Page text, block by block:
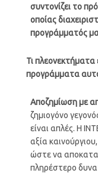
συντονίζει το
οποίας
προγράμματός
Τι
προγράμματα
Αποζημίωσημε
ζημιογόνο
είναι απλές. Η
αξία
ώστε να
πληρέστερο